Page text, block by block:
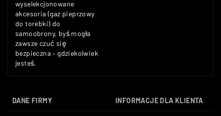
wyselekcjonowane
akcesoria (gaz pieprzowy
do torebki) do
samoobrony, byś mogła
zawsze czuć się
bezpieczna – gdziekolwiek
jesteś.
DANE FIRMY INFORMACJE DLA KLIENTA